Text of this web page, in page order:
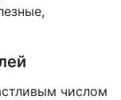
числом